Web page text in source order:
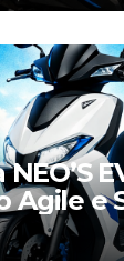
Agile e